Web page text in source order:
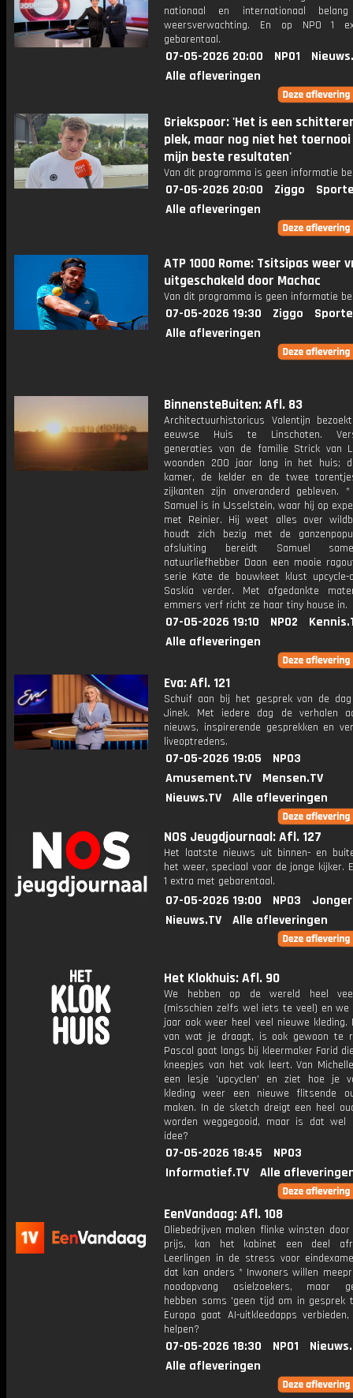
nationaal en internationaal
weersverwachting. En op NPO 1
gebarentaal.
07-05-2026 20:00 NPO1
Alle afleveringen
Griekspoor: 'Het is een
plek, maar nog niet het
mijn beste resultaten'
Van dit programma is geen informatie
07-05-2026 20:00 Ziggo
Alle afleveringen
ATP 1000 Rome: Tsitsipas weer
uitgeschakeld door Machac
Van dit programma is geen informatie
07-05-2026 19:30 Ziggo
Alle afleveringen
BinnensteBuiten: Afl. 83
Architectuurhistoricus Valentijn
eeuwse Huis te Linschoten.
generaties van de familie Strick van
woonden 200 jaar lang in het huis;
kamer, de kelder en de twee
zijkanten zijn onveranderd gebleven. *
Samuel is in IJsselstein, waar hij op
met Reinier. Hij weet alles over
houdt zich bezig met de
afsluiting bereidt Samuel
natuurliefhebber Daan een mooie
serie Kate de bouwkeet klust upcycle-
Saskia verder. Met afgedankte
emmers verf richt ze haar tiny house in.
07-05-2026 19:10 NPO2
Alle afleveringen
Eva: Afl. 121
Schuif aan bij het gesprek van de
Jinek. Met iedere dag de verhalen
nieuws, inspirerende gesprekken en
liveoptredens.
07-05-2026 19:05
NPO3
Amusement.TV
Mensen.TV
Nieuws.TV
Alle afleveringen
NOS Jeugdjournaal: Afl. 127
Het laatste nieuws uit binnen- en
het weer, speciaal voor de jonge kijker.
1 extra met gebarentaal.
07-05-2026 19:00 NPO3
Nieuws.TV
Alle afleveringen
Het Klokhuis: Afl. 90
We hebben op de wereld heel
(misschien zelfs wel iets te veel) en we
jaar ook weer heel veel nieuwe kleding.
van wat je draagt, is ook gewoon te
Pascal gaat langs bij kleermaker Farid
kneepjes van het vak leert. Van
een lesje 'upcyclen' en ziet hoe je
kleding weer een nieuwe flitsende
maken. In de sketch dreigt een heel
worden weggegooid, maar is dat wel
idee?
07-05-2026 18:45
NPO3
Informatief.TV
Alle
EenVandaag: Afl. 108
Oliebedrijven maken flinke winsten
prijs, kan het kabinet een deel
Leerlingen in de stress voor
dat kan anders * Inwoners willen
noodopvang asielzoekers, maar
hebben soms 'geen tijd om in gesprek
Europa gaat AI-uitkleedapps
helpen?
07-05-2026 18:30 NPO1
Alle afleveringen